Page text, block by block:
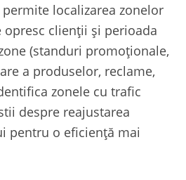
localizarea zonelor
opresc clienții și perioada
(standuri promoționale,
a produselor, reclame,
zonele cu trafic
despre reajustarea
pentru o eficiență mai